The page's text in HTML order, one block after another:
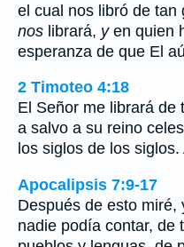
el cual nos libró de tan
nos librará, yen quien
esperanza de que El
2 Timoteo 4:18
El Señor me librará de
a salvo a su reino
los siglos de los siglos.
Apocalipsis 7:9-17
Después de esto
nadie podía contar, de